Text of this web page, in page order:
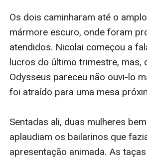
Os dois caminharam até o
mármore escuro, onde foram
atendidos. Nicolai começou a
lucros do último trimestre, mas,
Odysseus pareceu não ouvi-lo
foi atraído para uma mesa
Sentadas ali, duas mulheres
aplaudiam os bailarinos que
apresentação animada. As